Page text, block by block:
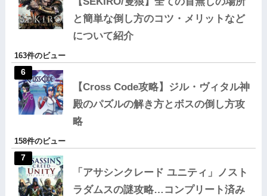
と簡単な倒し方のコツ・メリットなど
について紹介
163件のビュー
【Cross Code攻略】ジル・ヴィタル神
殿のパズルの解き方とボスの倒し方攻
略
158件のビュー
「アサシンクレード ユニティ」ノスト
ラダムスの謎攻略…コンプリート済み